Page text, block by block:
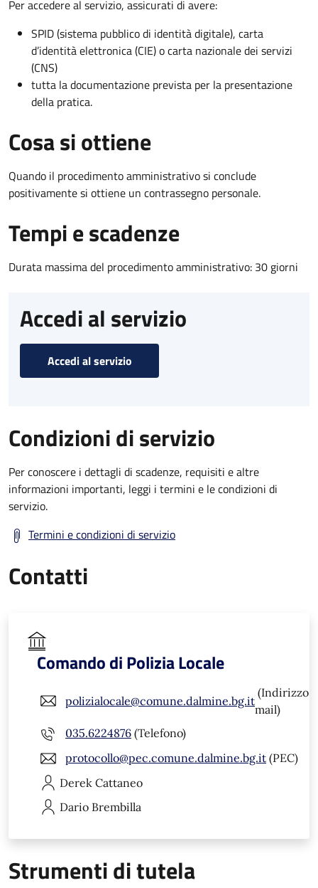
Per accedere al servizio, assicurati di avere:
SPID (sistema pubblico di identità digitale), carta
d’identità elettronica (CIE) o carta nazionale dei servizi
(CNS)
tutta la documentazione prevista per la presentazione
della pratica.
Cosa si ottiene
Quando il procedimento amministrativo si conclude
positivamente si ottiene un contrassegno personale.
Tempi e scadenze
Durata massima del procedimento amministrativo: 30 giorni
Accedi al servizio
Accedi al servizio
Condizioni di servizio
Per conoscere i dettagli di scadenze, requisiti e altre
informazioni importanti, leggi i termini e le condizioni di
servizio.
Termini e condizioni di servizio
Contatti
Comando di Polizia Locale
polizialocale@comune.dalmine.bg.it
(Indirizzo
mail)
035.6224876 (Telefono)
protocollo@pec.comune.dalmine.bg.it (PEC)
Derek Cattaneo
Dario Brembilla
Strumenti di tutela